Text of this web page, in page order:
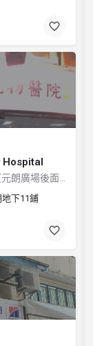
Hospital
下11鋪